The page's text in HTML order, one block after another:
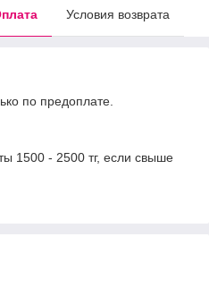
Условия возврата
по предоплате.
1500 - 2500 тг, если свыше